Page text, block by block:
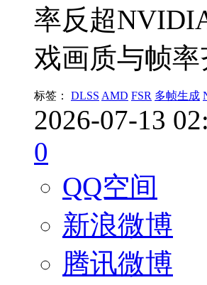
率反超
戏画质与帧
标签： DLSS AMD FSR 多帧生成
2026-07-13
0
QQ空间
新浪微博
腾讯微博